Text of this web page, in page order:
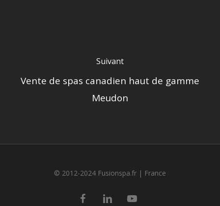
Suivant
Vente de spas canadien haut de gamme
Meudon
© 2012-2024 Fusionspa.fr | France
facebooklinkedin youtube